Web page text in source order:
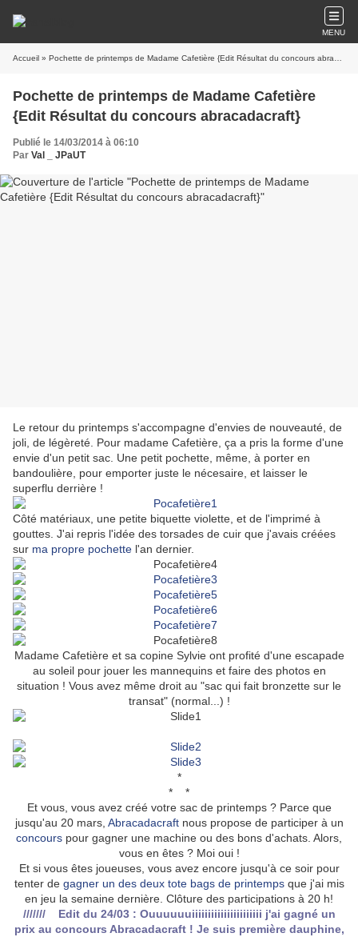
MENU
Accueil » Pochette de printemps de Madame Cafetière {Edit Résultat du concours abracadacraft}
Pochette de printemps de Madame Cafetière
{Edit Résultat du concours abracadacraft}
Publié le 14/03/2014 à 06:10
Par Val _ JPaUT
Le retour du printemps s'accompagne d'envies de nouveauté, de
joli, de légèreté. Pour madame Cafetière, ça a pris la forme d'une
envie d'un petit sac. Une petit pochette, même, à porter en
bandoulière, pour emporter juste le nécesaire, et laisser le
superflu derrière !
Côté matériaux, une petite biquette violette, et de l'imprimé à
gouttes. J'ai repris l'idée des torsades de cuir que j'avais créées
sur ma propre pochette l'an dernier.
Madame Cafetière et sa copine Sylvie ont profité d'une escapade
au soleil pour jouer les mannequins et faire des photos en
situation ! Vous avez même droit au "sac qui fait bronzette sur le
transat" (normal...) !
*
* *
Et vous, vous avez créé votre sac de printemps ? Parce que
jusqu'au 20 mars, Abracadacraftnous propose de participer à un
concours pour gagner une machine ou des bons d'achats. Alors,
vous en êtes ? Moi oui !
Et si vous êtes joueuses, vous avez encore jusqu'à ce soir pour
tenter de gagner un des deux tote bags de printempsque j'ai mis
en jeu la semaine dernière. Clôture des participations à 20 h!
/////// Edit du 24/03 : Ouuuuuuiiiiiiiiiiiiiiiiiiiiii j'ai gagné un
prix au concours Abracadacraft ! Je suis première dauphine,